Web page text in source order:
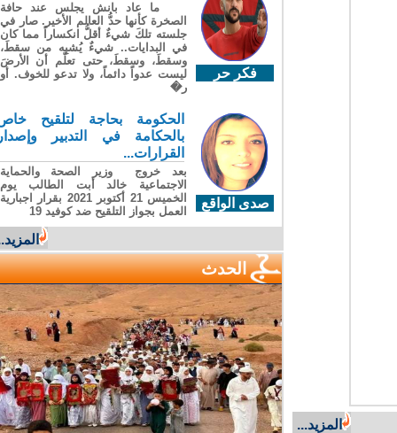
المزيد...
فكر حر
ما عاد بانش يجلس عند حافة
الصخرة كأنها حدُّ العالم الأخير. صار في
جلسته تلكَ شيءٌ أقلُّ انكساراً مما كان
في البدايات.. شيءٌ يُشبِه من سقطَ،
وسقطَ، وسقطَ، حتى تعلّم أن الأرضَ
ليست عدواً دائماً، ولا تدعو للخوف. أو
ر�
صدى الواقع
الحكومة بحاجة لتلقيح خاص
بالحكامة في التدبير وإصدار
القرارات...
بعد خروج وزير الصحة والحماية
الاجتماعية خالد أبت الطالب يوم
الخميس 21 أكتوبر 2021 بقرار اجبارية
العمل بجواز التلقيح ضد كوفيد 19
المزيد...
الحدث